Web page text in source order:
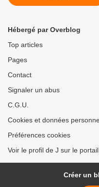
Hébergé par Overblog
Top articles
Pages
Contact
Signaler un abus
C.G.U.
Cookies et données
Préférences cookies
Voir le profil de J sur le
Créer un